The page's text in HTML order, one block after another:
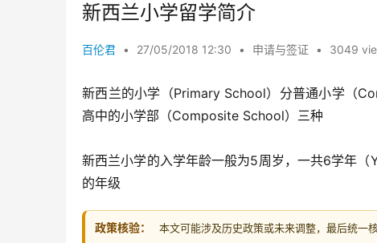
新西兰小学留学简介
百伦君 • 27/05/2018 12:30 • 申请与签证 • 3049
新西兰的小学（Primary School）分普通小学（
高中的小学部（Composite School）三种
新西兰小学的入学年龄一般为5周岁，一共6学年
的年级
政策核验： 本文可能涉及历史政策或未来调整，最后统一